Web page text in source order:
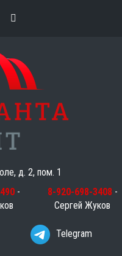
д. 2, пом. 1
-
8-920-698-3408-
Сергей Жуков
Telegram